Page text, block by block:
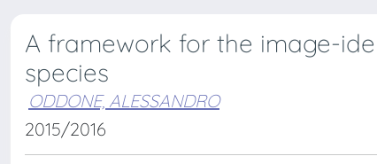
A framework for the image-
species
ODDONE, ALESSANDRO
2015/2016